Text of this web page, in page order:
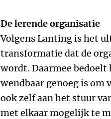
De lerende organisatie
Volgens Lanting is het
transformatie dat de
wordt. Daarmee
wendbaar genoeg is om
ook zelf aan het stuur
met elkaar mogelijk te